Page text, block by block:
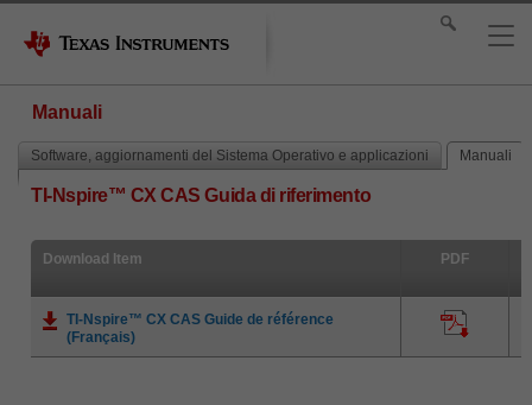
Manuali
Software, aggiornamenti del Sistema Operativo e applicazioni Manuali
TI-Nspire™ CX CAS Guida di riferimento
Download Item PDF
TI-Nspire™ CX CAS Guide de référence
(Français)